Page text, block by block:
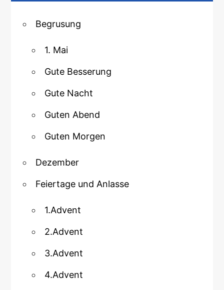
Begrusung
1. Mai
Gute Besserung
Gute Nacht
Guten Abend
Guten Morgen
Dezember
Feiertage und Anlasse
1.Advent
2.Advent
3.Advent
4.Advent